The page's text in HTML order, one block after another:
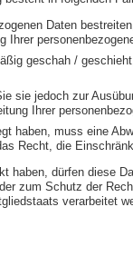
Daten
Ihrer
geschah /
sie jedoch zur
Ihrer
haben, muss eine
Recht, die
haben, dürfen diese
zum Schutz der
verarbeitet